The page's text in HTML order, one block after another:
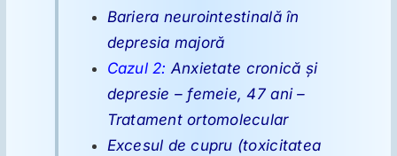
Ginecologie
ortomolecular
Bariera neurointestinală în
depresia majoră
Cazul 2: Anxietate cronică şi
depresie – femeie, 47 ani –
Tratament ortomolecular
Excesul de cupru (toxicitatea